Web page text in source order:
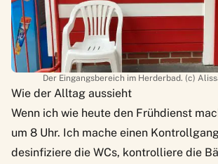
Der Eingangsbereich im Herderbad. (c)
Wie der Alltag aussieht
Wenn ich wie heute den Frühdienst
um 8 Uhr. Ich mache einen
desinfiziere die WCs, kontrolliere die